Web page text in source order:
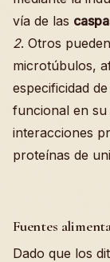
vía de las
2. Otros
microtúbulos,
especificidad
funcional en
interacciones
proteínas de
Fuentes
Dado que los